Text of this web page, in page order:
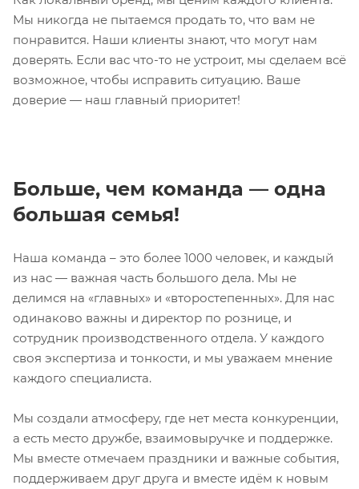
Мы никогда не пытаемся продать то, что вам не
понравится. Наши клиенты знают, что могут нам
доверять. Если вас что-то не устроит, мы сделаем всё
возможное, чтобы исправить ситуацию. Ваше
доверие — наш главный приоритет!
Больше, чем команда — одна
большая семья!
Наша команда – это более 1000 человек, и каждый
из нас — важная часть большого дела. Мы не
делимся на «главных» и «второстепенных». Для нас
одинаково важны и директор по рознице, и
сотрудник производственного отдела. У каждого
своя экспертиза и тонкости, и мы уважаем мнение
каждого специалиста.
Мы создали атмосферу, где нет места конкуренции,
а есть место дружбе, взаимовыручке и поддержке.
Мы вместе отмечаем праздники и важные события,
поддерживаем друг друга и вместе идём к новым